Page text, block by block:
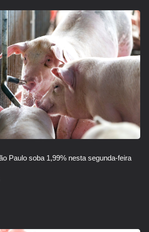
Paulo soba 1,99% nesta segunda-feira